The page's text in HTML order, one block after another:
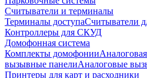
Считыватели и терминалы
Терминалы доступаСчитыватели
Контроллеры для СКУД
Домофонная система
Комплекты домофонии
вызывные панелиАналоговые
Принтеры для карт и расходники